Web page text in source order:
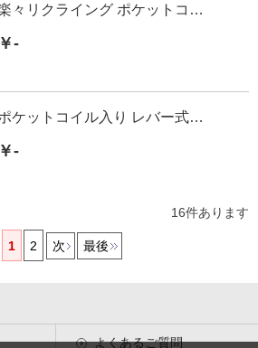
楽々リクライング ポケットコイル座椅子
￥-
ポケットコイル入り レバー式座椅子
￥-
16件あります
1 2 次 最後
よくあるご質問